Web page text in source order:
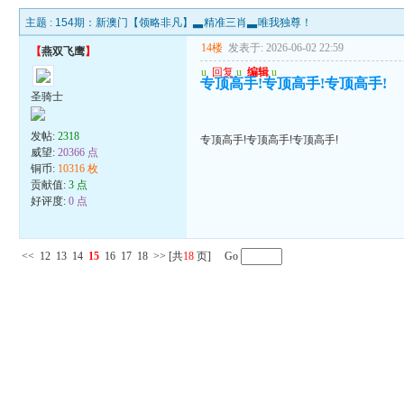
主题 : 154期：新澳门【领略非凡】▃精准三肖▃唯我独尊！
【燕双飞鹰】
圣骑士
发帖:2318
威望:20366 点
铜币: 10316 枚
贡献值:3 点
好评度:0 点
14楼 发表于: 2026-06-02 22:59
u 回复 u 编辑 u
专顶高手!专顶高手!专顶高手!
专顶高手!专顶高手!专顶高手!
<< 12 13 14 15 16 17 18 >> [共18 页] Go